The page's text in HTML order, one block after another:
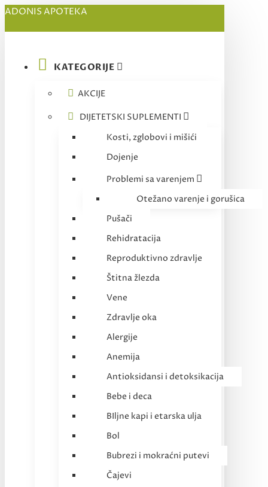
ADONIS APOTEKA
KATEGORIJE
AKCIJE
DIJETETSKI SUPLEMENTI
Kosti, zglobovi i mišići
Dojenje
Problemi sa varenjem
Otežano varenje i gorušica
Pušači
Rehidratacija
Reproduktivno zdravlje
Štitna žlezda
Vene
Zdravlje oka
Alergije
Anemija
Antioksidansi i detoksikacija
Bebe i deca
BIljne kapi i etarska ulja
Bol
Bubrezi i mokraćni putevi
Čajevi